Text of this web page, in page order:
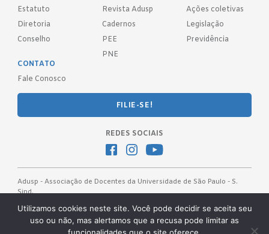
Estatuto
Diretoria
Conselho
Revista Adusp
Cadernos
PEE
PNE
Ações coletivas
Legislação
Previdência
CONTATO
Fale Conosco
FILIE-SE!
REDES SOCIAIS
Adusp - Associação de Docentes da Universidade de São Paulo - S.
Sind.
Av. Prof. Almeida Prado, 1366 - São Paulo, SP - CEP 05508-070
Telefones: (11) 3091-4465 / 66 ● (11) 3813-5573 ● (11) 3815-9245 ●
(11) 3814-1715 ● (11) 3032-5950
Utilizamos cookies neste site. Você pode decidir se aceita seu
uso ou não, mas alertamos que a recusa pode limitar as